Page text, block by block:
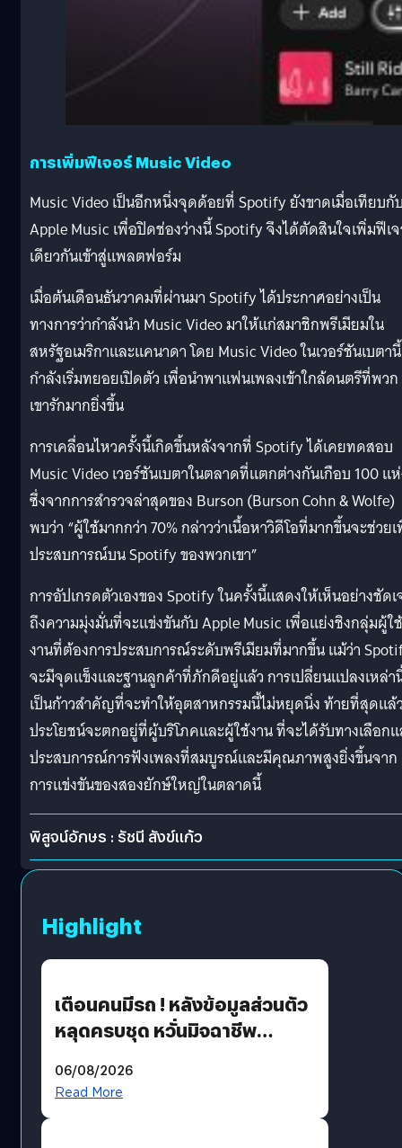
การเพิ่มฟีเจอร์ Music Video
Music Video เป็นอีกหนึ่งจุดด้อยที่ Spotify ยังขาดเมื่อเทียบกั
Apple Music เพื่อปิดช่องว่างนี้ Spotify จึงได้ตัดสินใจเพิ่มฟีเ
เดียวกันเข้าสู่แพลตฟอร์ม
เมื่อต้นเดือนธันวาคมที่ผ่านมา Spotify ได้ประกาศอย่างเป็น
ทางการว่ากำลังนำ Music Video มาให้แก่สมาชิกพรีเมียมใน
สหรัฐอเมริกาและแคนาดา โดย Music Video ในเวอร์ชันเบตานี้
กำลังเริ่มทยอยเปิดตัว เพื่อนำพาแฟนเพลงเข้าใกล้ดนตรีที่พวก
เขารักมากยิ่งขึ้น
การเคลื่อนไหวครั้งนี้เกิดขึ้นหลังจากที่ Spotify ได้เคยทดสอบ
Music Video เวอร์ชันเบตาในตลาดที่แตกต่างกันเกือบ 100 แ
ซึ่งจากการสำรวจล่าสุดของ Burson (Burson Cohn & Wolfe)
พบว่า “ผู้ใช้มากกว่า 70% กล่าวว่าเนื้อหาวิดีโอที่มากขึ้นจะช่วย
ประสบการณ์บน Spotify ของพวกเขา”
การอัปเกรดตัวเองของ Spotify ในครั้งนี้แสดงให้เห็นอย่างชัด
ถึงความมุ่งมั่นที่จะแข่งขันกับ Apple Music เพื่อแย่งชิงกลุ่มผู้ใช้
งานที่ต้องการประสบการณ์ระดับพรีเมียมที่มากขึ้น แม้ว่า
จะมีจุดแข็งและฐานลูกค้าที่ภักดีอยู่แล้ว การเปลี่ยนแปลงเหล่า
เป็นก้าวสำคัญที่จะทำให้อุตสาหกรรมนี้ไม่หยุดนิ่ง ท้ายที่สุดแล้
ประโยชน์จะตกอยู่ที่ผู้บริโภคและผู้ใช้งาน ที่จะได้รับทางเลือก
ประสบการณ์การฟังเพลงที่สมบูรณ์และมีคุณภาพสูงยิ่งขึ้นจาก
การแข่งขันของสองยักษ์ใหญ่ในตลาดนี้
พิสูจน์อักษร : รัชนี สังข์แก้ว
Highlight
เตือนคนมีรถ ! หลังข้อมูลส่วนตัว
หลุดครบชุด หวั่นมิจฉาชีพ
รหัสผ่านหลุด ไม่ใช่แฮกเกอร์
06/08/2026
Read More